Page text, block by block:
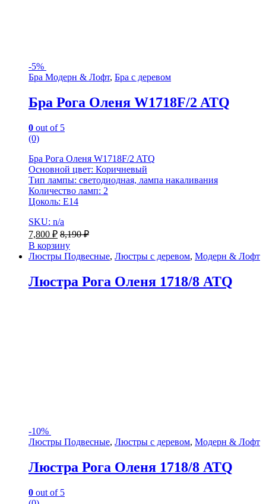
-5%
Бра Модерн & Лофт, Бра с деревом
Бра Рога Оленя W1718F/2 ATQ
0 out of 5
(0)
Бра Рога Оленя W1718F/2 ATQ
Основной цвет: Коричневый
Тип лампы: светодиодная, лампа накаливания
Количество ламп: 2
Цоколь: E14
SKU: n/a
7,800 ₽ 8,190₽
В корзину
Люстры Подвесные, Люстры с деревом, Модерн & Лофт
Люстра Рога Оленя 1718/8 ATQ
-10%
Люстры Подвесные, Люстры с деревом, Модерн & Лофт
Люстра Рога Оленя 1718/8 ATQ
0 out of 5